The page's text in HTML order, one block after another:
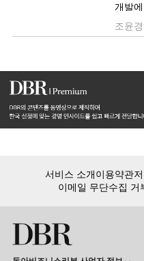
개발
대체
자세
조윤경
서비스 소개이용약관
이메일 무단수집 거